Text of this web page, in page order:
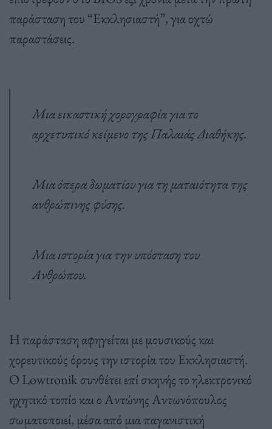
παράσταση του “Εκκλησιαστή”, για οχτώ
παραστάσεις.
Μια εικαστική χορογραφία για το
αρχετυπικό κείμενο της Παλαιάς Διαθήκης.
Μια όπερα δωματίου για τη ματαιότητα της
ανθρώπινης φύσης.
Μια ιστορία για την υπόσταση του
Ανθρώπου.
Η παράσταση αφηγείται με μουσικούς και
χορευτικούς όρους την ιστορία του Εκκλησιαστή.
Ο Lowtronik συνθέτει επί σκηνής το ηλεκτρονικό
ηχητικό τοπίο και ο Αντώνης Αντωνόπουλος
σωματοποιεί, μέσα από μια παγανιστική